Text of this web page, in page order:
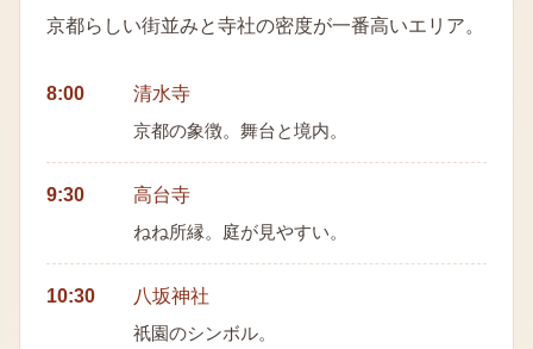
京都らしい街並みと寺社の密度が一番高いエリア。
8:00 清水寺
京都の象徴。舞台と境内。
9:30 高台寺
ねね所縁。庭が見やすい。
10:30 八坂神社
祇園のシンボル。